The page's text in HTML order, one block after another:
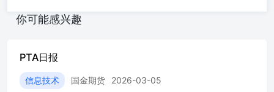
66.74美元；伦敦洲际交易所布伦特原油2025年9月期货结算
价每桶68.44美元，比前一交易日下跌0.74美元，跌幅
为851—853美元/吨，较上一交易日下跌22美元/吨；PX韩国
吨（9月@9月浮动价差递盘升水+12美元/吨、报盘升水+18
你可能感兴趣
PTA日报
信息技术 国金期货 2026-03-05